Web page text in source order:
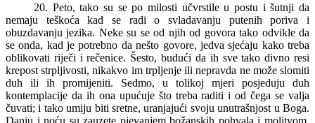
20. Peto, tako su se po milosti učvrstile u postu i šutnji da
nemaju teškoća kad se radi o svladavanju putenih poriva i
obuzdavanju jezika. Neke su se od njih od govora tako odvikle da
se onda, kad je potrebno da nešto govore, jedva sjećaju kako treba
oblikovati riječi i rečenice. Šesto, budući da ih sve tako divno resi
krepost strpljivosti, nikakvo im trpljenje ili nepravda ne može slomiti
duh ili ih promijeniti. Sedmo, u tolikoj mjeri posjeduju duh
kontemplacije da ih ona upućuje što treba raditi i od čega se valja
čuvati; i tako umiju biti sretne, uranjajući svoju unutrašnjost u Boga.
Danju i noću su zauzete pjevanjem božanskih pohvala i molitvom.